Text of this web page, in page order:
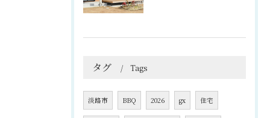
タグ Tags
淡路市 BBQ 2026 gx 住宅